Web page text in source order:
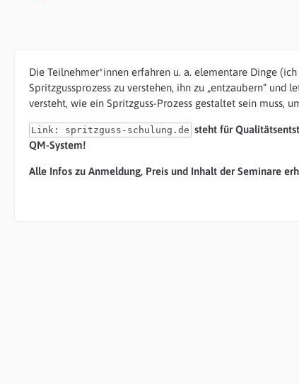
Die Teilnehmer*innen erfahren u. a. elementare Dinge
Spritzgussprozess zu verstehen, ihn zu „entzaubern“
versteht, wie ein Spritzguss-Prozess gestaltet sein muss,
Link: spritzguss-schulung.de steht für
QM-System!
Alle Infos zu Anmeldung, Preis und Inhalt der Seminare